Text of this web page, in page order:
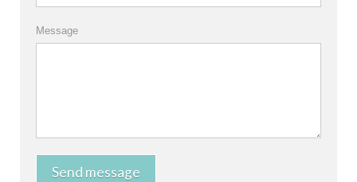
Message
Send message